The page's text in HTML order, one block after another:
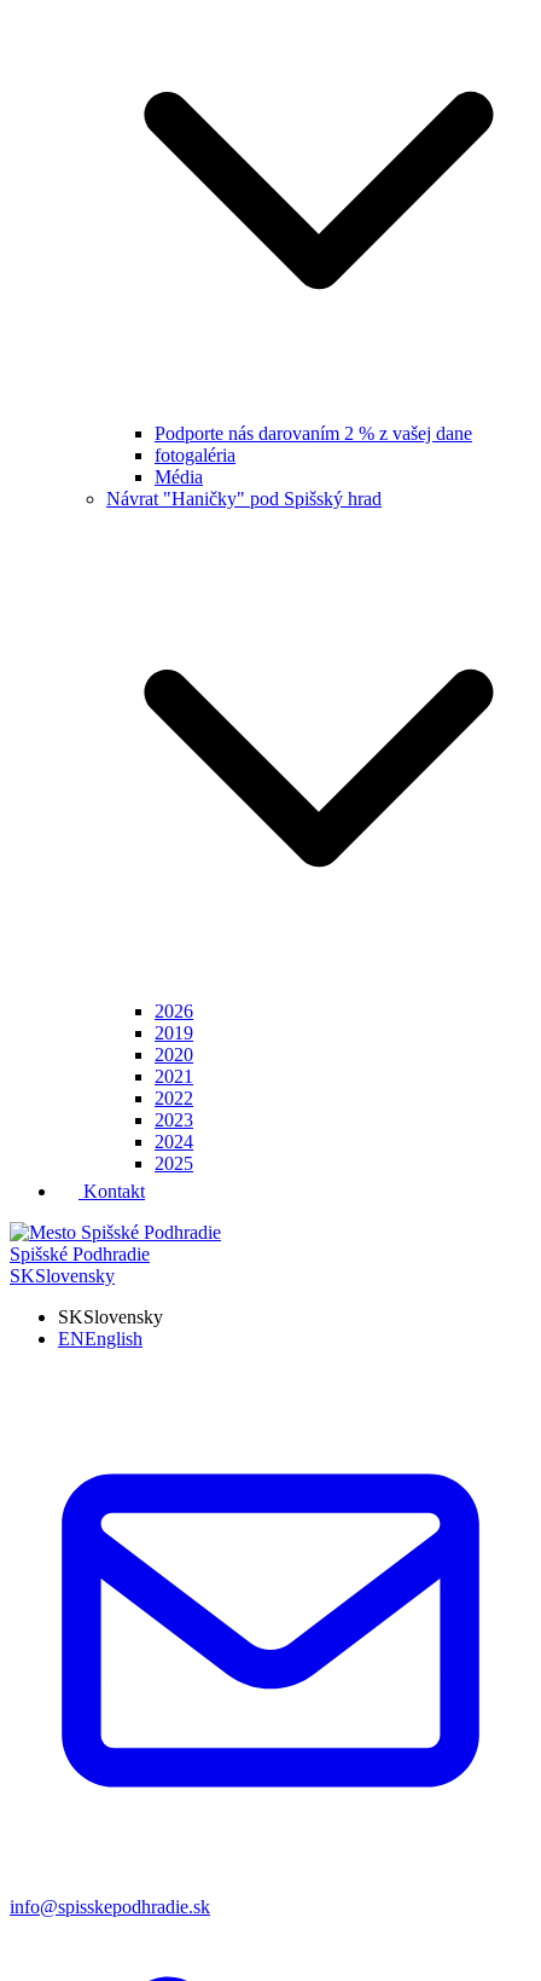
Podporte nás darovaním 2 % z vašej dane
fotogaléria
Média
Návrat "Haničky" pod Spišský hrad
2026
2019
2020
2021
2022
2023
2024
2025
Kontakt
Spišské Podhradie
SKSlovensky
SKSlovensky
ENEnglish
info@spisskepodhradie.sk